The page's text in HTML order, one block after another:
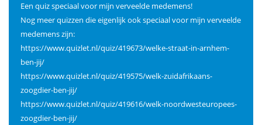
Een quiz speciaal voor mijn verveelde medemens!
Nog meer quizzen die eigenlijk ook speciaal voor mijn verveelde
medemens zijn:
https://www.quizlet.nl/quiz/419673/welke-straat-in-arnhem-
ben-jij/
https://www.quizlet.nl/quiz/419575/welk-zuidafrikaans-
zoogdier-ben-jij/
https://www.quizlet.nl/quiz/419616/welk-noordwesteuropees-
zoogdier-ben-jij/